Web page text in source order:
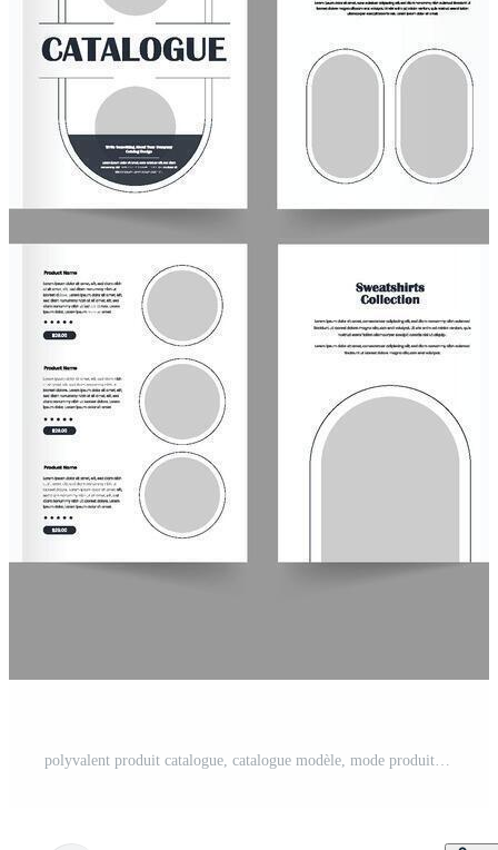
polyvalent produit catalogue, catalogue modèle, mode produit catalogue, 12 pages catalogue disposition Vecteur Pro